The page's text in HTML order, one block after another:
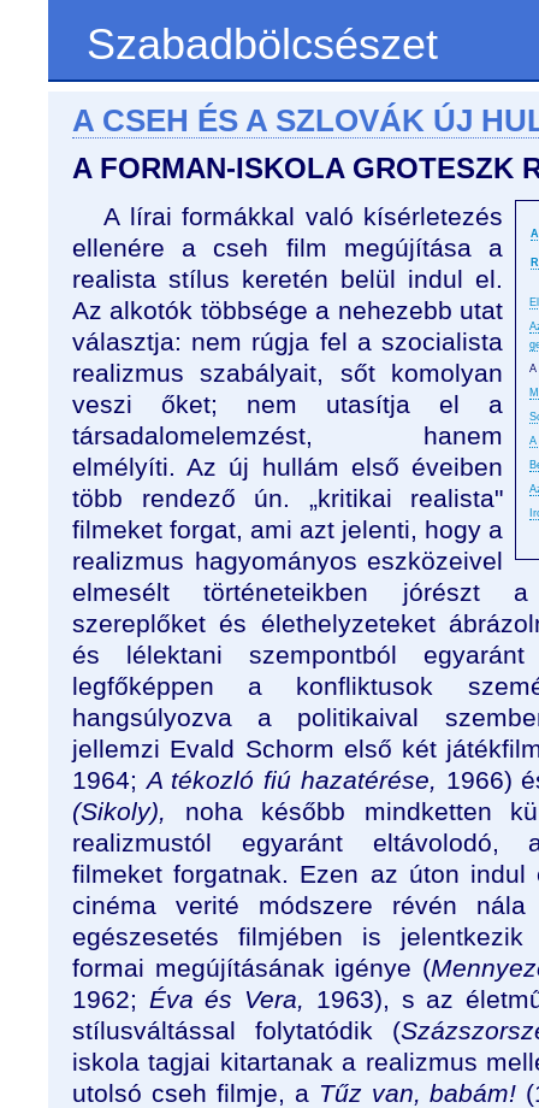
Szabadbölcsészet
A CSEH ÉS A SZLOVÁK ÚJ
A FORMAN-ISKOLA GROTESZK
A
A
A lírai formákkal való kísérletezés
ellenére a cseh film megújítása a
realista stílus keretén belül indul el.
Az alkotók többsége a nehezebb utat
választja: nem rúgja fel a szocialista
realizmus szabályait, sőt komolyan
veszi őket; nem utasítja el a
társadalomelemzést, hanem
elmélyíti. Az új hullám első éveiben
több rendező ún. „kritikai realista"
filmeket forgat, ami azt jelenti, hogy a
realizmus hagyományos eszközeivel
elmesélt történeteikben jórészt
szereplőket és élethelyzeteket
és lélektani szempontból
legfőképpen a konfliktusok
hangsúlyozva a politikaival
jellemzi Evald Schorm első két
1964;A tékozló fiú hazatérése, 1966)
(Sikoly), noha később mindketten
realizmustól egyaránt eltávolodó,
filmeket forgatnak. Ezen az úton
cinéma verité módszere révén
egészesetés filmjében is
formai megújításának igénye (
1962; Éva és Vera, 1963), s az
stílusváltással folytatódik (
iskola tagjai kitartanak a realizmus
utolsó cseh filmje, a Tűz van, babám!